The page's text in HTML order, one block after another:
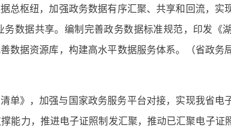
总枢纽，加强政务数据有序汇聚、共享和回流，实
数据共享。编制完善政务数据标准规范，印发《
数据资源库，构建高水平数据服务体系。（省政务
单》，加强与国家政务服务平台对接，实现我省电
能力，推进电子证照制发汇聚，推动已汇聚电子证